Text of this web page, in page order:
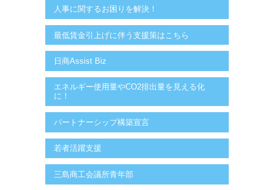
人事に関するお困りを解決！
最低賃金引上げに伴う支援策はこちら
日商Assist Biz
エネルギー使用量やCO2排出量を見える化
に！
パートナーシップ構築宣言
若者活躍支援
三島商工会議所青年部